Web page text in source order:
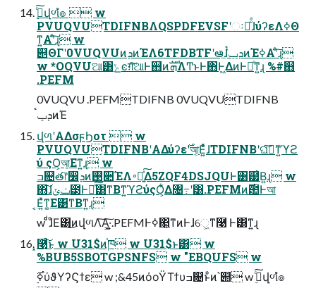
PVUQVUTDIFNBΛQSPDFEVSFʹઃఆͤͣɺύʔεΛߦΘ
ͳ͍Α͏ʹͨ͠ɻ w
୅ΘΓʹ0VUQVUͷܕͷΈΛ6TFDBTFʹఆٛͯ͠ɺܕݕࠪͷΈߦ͏Α͏ʹͨ͠ɻ
w *OQVUଆ͸ݺͼग़͠ଆͰ஋ͷܗࣜΛͲ͏ͱͰ΋Ͱ͖ΔͷͰ֎ͤͳ͍ɻ %#஋
.PEFM
0VUQVU .PEFMTDIFNB 0VUQVUTDIFNB
ܕݕࠪͷΈ
վળʹΑΔσϝϦοτ  w
PVUQVUTDIFNBʹΑΔύʔε࣌ʹআ͔Ε͍ͯͨɺTDIFNBʹଘࡏ͠ͳ͍ϓϩ
ύ ςΟ͕আ͔Εͳ͍ɻ w
ߏ଄త෦෼ܕͷ࢓૊ΈΛ࠾༻͍ͯ͠Δ5ZQF4DSJQUͰ͸๷͗ͮΒ͍ɻ w
΋͠ɺݖݶ౳Ͱฦͯ͠͸ͳΒͳ͍ϓϩύςΟ͕͋Δ৔߹ʹ͸.PEFMͷ࣌఺Ͱআ
͔Ε͍ͯͳ͚Ε͹ͳΒͳ͍ɻ
w ͨͩɺͦΕ͸͜ͷվળΛ͠Α͏͕͠·͍͕.PEFMͰߦ͏΂͖ͳͷͰɺେ͖ͳ࿩ Ͱ͸ͳ͍ɻ
͓࿩ͨ͜͠͠ͱ w U31$ͷ֓ཁ w U31$ͱ͸ w
%BUB5SBOTGPSNFS w "EBQUFS w